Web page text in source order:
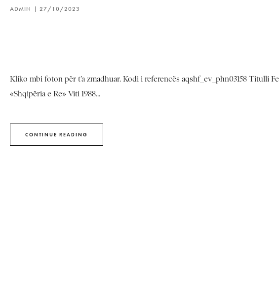
ADMIN 27/10/2023
Kliko mbi foton për t’a zmadhuar. Kodi i referencës aqshf_ev_phn03158 Titulli
«Shqipëria e Re» Viti 1988...
CONTINUE READING